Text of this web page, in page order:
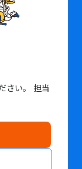
い。
担当